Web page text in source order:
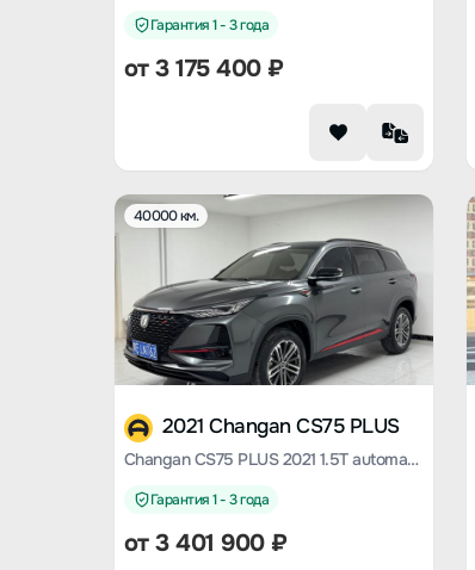
Гарантия 1 - 3 года
от3 175 400₽
40000 км.
2021 Changan CS75 PLUS
Changan CS75 PLUS 2021 1.5T automatic premium type
Гарантия 1 - 3 года
от3 401 900₽